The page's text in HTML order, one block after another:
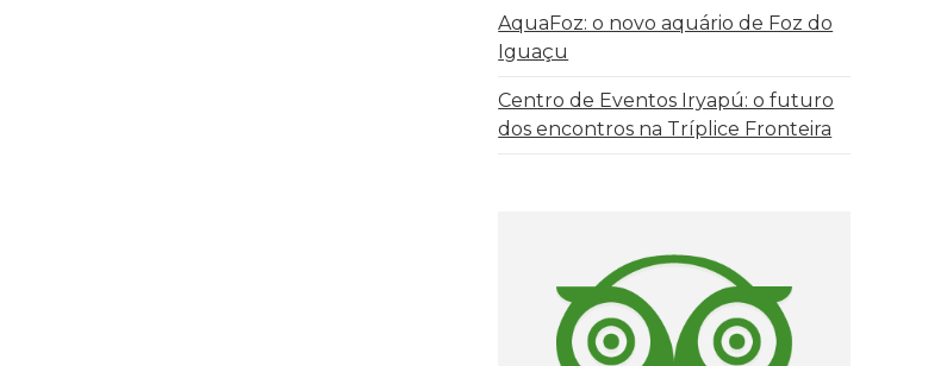
AquaFoz: o novo aquário de Foz do
Iguaçu
Centro de Eventos Iryapú: o futuro
dos encontros na Tríplice Fronteira